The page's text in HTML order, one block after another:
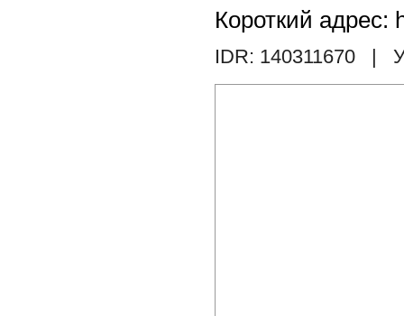
Короткий адрес:
IDR: 140311670 |